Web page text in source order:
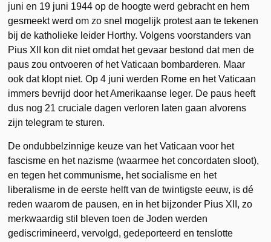
juni en 19 juni 1944 op de hoogte werd gebracht en hem
gesmeekt werd om zo snel mogelijk protest aan te tekenen
bij de katholieke leider Horthy. Volgens voorstanders van
Pius XII kon dit niet omdat het gevaar bestond dat men de
paus zou ontvoeren of het Vaticaan bombarderen. Maar
ook dat klopt niet. Op 4 juni werden Rome en het Vaticaan
immers bevrijd door het Amerikaanse leger. De paus heeft
dus nog 21 cruciale dagen verloren laten gaan alvorens
zijn telegram te sturen.
De ondubbelzinnige keuze van het Vaticaan voor het
fascisme en het nazisme (waarmee het concordaten sloot),
en tegen het communisme, het socialisme en het
liberalisme in de eerste helft van de twintigste eeuw, is dé
reden waarom de pausen, en in het bijzonder Pius XII, zo
merkwaardig stil bleven toen de Joden werden
gediscrimineerd, vervolgd, gedeporteerd en tenslotte